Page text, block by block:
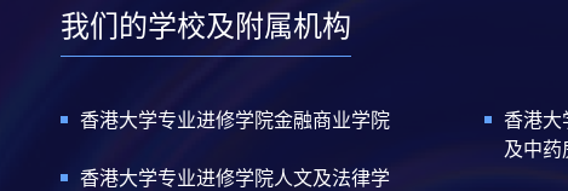
我们的学校及附属机构
香港大学专业进修学院金融商业学院
香港大学专业进修学院人文及法律学
香港大
及中药